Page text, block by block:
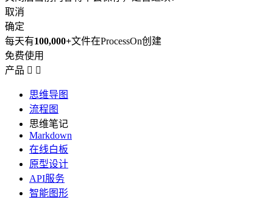
取消
确定
每天有100,000+文件在ProcessOn创建
免费使用
产品  
思维导图
流程图
思维笔记
Markdown
在线白板
原型设计
API服务
智能图形